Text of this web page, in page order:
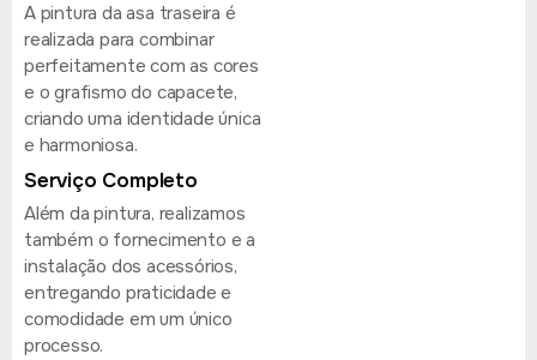
A pintura da asa traseira é
realizada para combinar
perfeitamente com as cores
e o grafismo do capacete,
criando uma identidade única
e harmoniosa.
Serviço Completo
Além da pintura, realizamos
também o fornecimento e a
instalação dos acessórios,
entregando praticidade e
comodidade em um único
processo.